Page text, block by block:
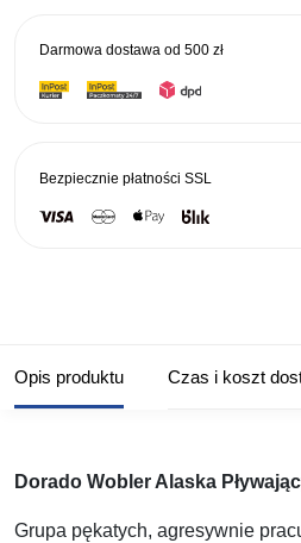
Darmowa dostawa od 500 zł
Bezpiecznie płatności SSL
Opis produktu Czas i koszt
Dorado Wobler Alaska
Grupa pękatych, agresywnie